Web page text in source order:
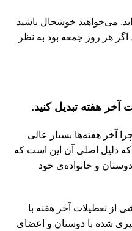
می‌خواهید خوشحال باشید
هر روز جمعه بود به نظر
آخر هفته‌ها بسیار عالی
دلیل اصلی آن این است که
دوستان و خانواده‌ی خود
از تعطیلات آخر هفته با
شده با دوستان و اعضای